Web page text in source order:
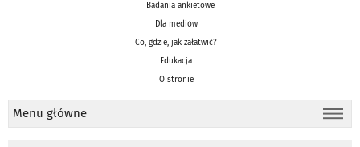
Badania ankietowe
Dla mediów
Co, gdzie, jak załatwić?
Edukacja
O stronie
Menu główne